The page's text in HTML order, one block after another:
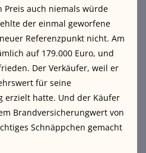
Preis auch niemals würde
der einmal geworfene
Referenzpunkt nicht. Am
auf 179.000 Euro, und
Der Verkäufer, weil er
für seine
erzielt hatte. Und der Käufer
Brandversicherungwert von
Schnäppchen gemacht